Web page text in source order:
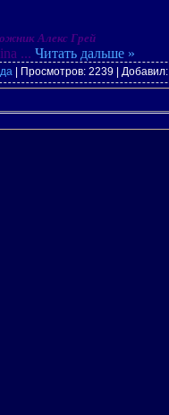
Алекс Грей
... Читать дальше »
| Просмотров: 2239 | Добавил: